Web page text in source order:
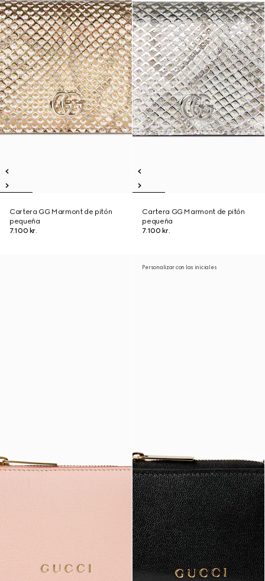
Cartera GG Marmont de pitón
pequeña
7.100 kr.
Cartera GG Marmont de pitón
pequeña
7.100 kr.
Personalizar con las iniciales